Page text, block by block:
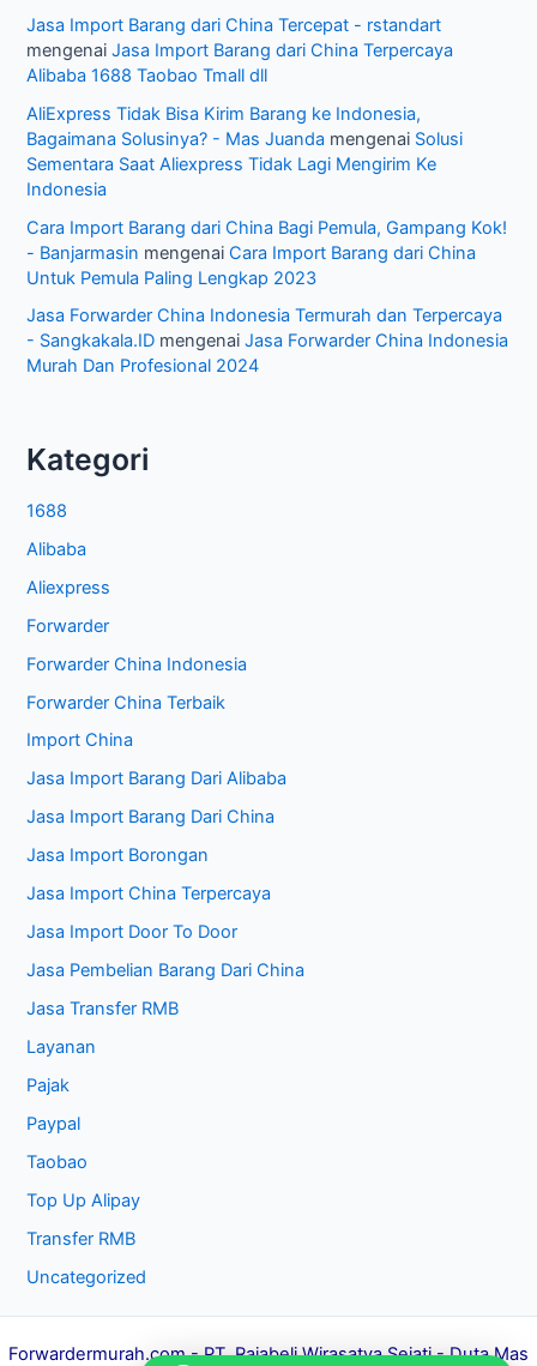
Jasa Import Barang dari China Tercepat - rstandart
mengenaiJasa Import Barang dari China Terpercaya
Alibaba 1688 Taobao Tmall dll
AliExpress Tidak Bisa Kirim Barang ke Indonesia,
Bagaimana Solusinya? - Mas Juanda mengenai Solusi
Sementara Saat Aliexpress Tidak Lagi Mengirim Ke
Indonesia
Cara Import Barang dari China Bagi Pemula, Gampang Kok!
- Banjarmasin mengenaiCara Import Barang dari China
Untuk Pemula Paling Lengkap 2023
Jasa Forwarder China Indonesia Termurah dan Terpercaya
- Sangkakala.ID mengenaiJasa Forwarder China Indonesia
Murah Dan Profesional 2024
Kategori
1688
Alibaba
Aliexpress
Forwarder
Forwarder China Indonesia
Forwarder China Terbaik
Import China
Jasa Import Barang Dari Alibaba
Jasa Import Barang Dari China
Jasa Import Borongan
Jasa Import China Terpercaya
Jasa Import Door To Door
Jasa Pembelian Barang Dari China
Jasa Transfer RMB
Layanan
Pajak
Paypal
Taobao
Top Up Alipay
Transfer RMB
Uncategorized
Forwardermurah.com- PT. Rajabeli Wirasatya Sejati - Duta Mas